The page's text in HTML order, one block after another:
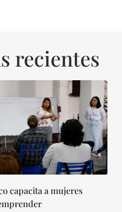
recientes
capacita a mujeres